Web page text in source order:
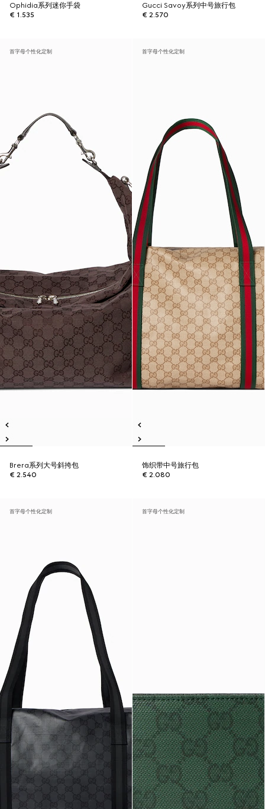
Ophidia系列迷你手袋
€ 1.535
Gucci Savoy系列中号旅行包
€ 2.570
首字母个性化定制
Brera系列大号斜挎包
€ 2.540
首字母个性化定制
饰织带中号旅行包
€ 2.080
首字母个性化定制 首字母个性化定制